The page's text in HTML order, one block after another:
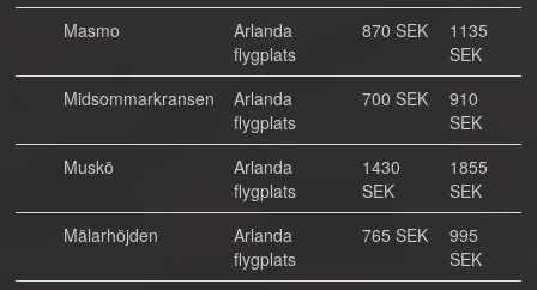
Masmo
Arlanda
flygplats
870 SEK
1135
SEK
Midsommarkransen
Arlanda
flygplats
700 SEK
910
SEK
Muskö
Arlanda
flygplats
1430
SEK
1855
SEK
Mälarhöjden
Arlanda
flygplats
765 SEK
995
SEK